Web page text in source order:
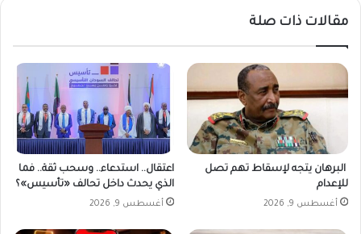
م
ق
و
م
و
م
ي
مقالات ذات صلة
البرهان يتجه لإسقاط تهم تصل
للإعدام
أغسطس 9, 2026
اعتقال.. استدعاء.. وسحب ثقة.. فما
الذي يحدث داخل تحالف «تأسيس»؟
أغسطس 9, 2026